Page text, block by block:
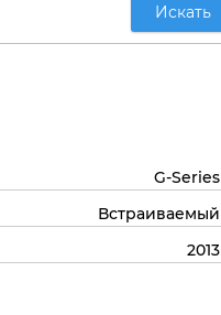
Искать
G-Series
Встраиваемый
2013